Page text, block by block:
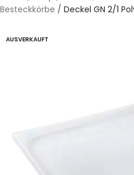
Besteckkörbe / Deckel GN 2/1
AUSVERKAUFT